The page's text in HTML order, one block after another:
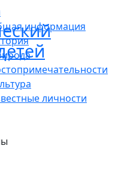
информация
личности